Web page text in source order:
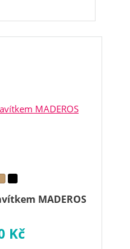
MADEROS
Kč